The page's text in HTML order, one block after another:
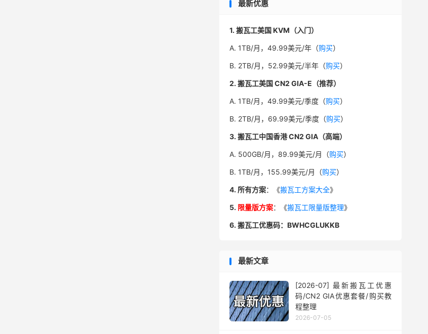
最新优惠
1. 搬瓦工美国 KVM（入门）
A. 1TB/月，49.99美元/年（购买）
B. 2TB/月，52.99美元/半年（购买）
2. 搬瓦工美国 CN2 GIA-E（推荐）
A. 1TB/月，49.99美元/季度（购买）
B. 2TB/月，69.99美元/季度（购买）
3. 搬瓦工中国香港 CN2 GIA（高端）
A. 500GB/月，89.99美元/月（购买）
B. 1TB/月，155.99美元/月（购买）
4. 所有方案：《搬瓦工方案大全》
5. 限量版方案：《搬瓦工限量版整理》
6. 搬瓦工优惠码：BWHCGLUKKB
最新文章
[2026-07] 最新搬瓦工优惠
码/CN2 GIA优惠套餐/购买教
程整理
2026-07-05